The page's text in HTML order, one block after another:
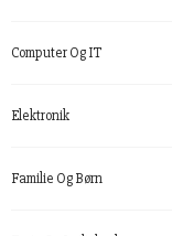
Computer Og IT
Elektronik
Familie Og Børn